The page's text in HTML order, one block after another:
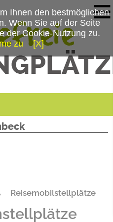
oder umgekehrt leicht erreichbar, da nah an
Reisemobilstellplätze
Ihnen den bestmöglichen
Wenn Sie auf der Seite
der Cookie-Nutzung zu.
zu
[X]